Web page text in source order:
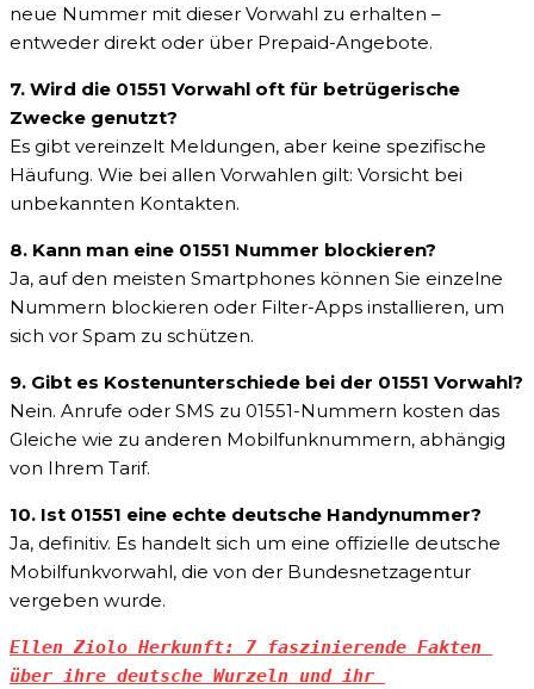
neue Nummer mit dieser Vorwahl zu erhalten –
entweder direkt oder über Prepaid-Angebote.
7. Wird die 01551 Vorwahl oft für betrügerische
Zwecke genutzt?
Es gibt vereinzelt Meldungen, aber keine spezifische
Häufung. Wie bei allen Vorwahlen gilt: Vorsicht bei
unbekannten Kontakten.
8. Kann man eine 01551 Nummer blockieren?
Ja, auf den meisten Smartphones können Sie einzelne
Nummern blockieren oder Filter-Apps installieren, um
sich vor Spam zu schützen.
9. Gibt es Kostenunterschiede bei der 01551 Vorwahl?
Nein. Anrufe oder SMS zu 01551-Nummern kosten das
Gleiche wie zu anderen Mobilfunknummern, abhängig
von Ihrem Tarif.
10. Ist 01551 eine echte deutsche Handynummer?
Ja, definitiv. Es handelt sich um eine offizielle deutsche
Mobilfunkvorwahl, die von der Bundesnetzagentur
vergeben wurde.
Ellen Ziolo Herkunft: 7 faszinierende Fakten
über ihre deutsche Wurzeln und ihr